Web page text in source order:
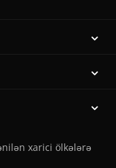
xarici ölkələrə